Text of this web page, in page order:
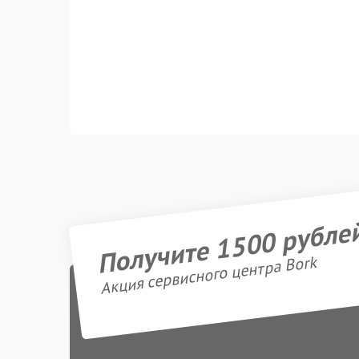
Получите 1500
Акция сервисного центра Bork